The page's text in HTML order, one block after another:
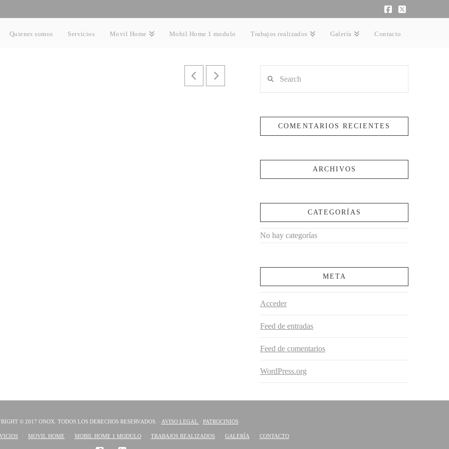
Facebook
X
Quienes somos Servicios Movil Home Mobil Home 1 modulo Trabajos realizados Galería Contacto
COMENTARIOS RECIENTES
ARCHIVOS
CATEGORÍAS
No hay categorías
META
Acceder
Feed de entradas
Feed de comentarios
WordPress.org
© 2017 ONOX. TODOS LOS DERECHOS RESERVADOS. · AVISO LEGAL · PATROCINIOS
MOVIL HOME MOBIL HOME 1 MODULO TRABAJOS REALIZADOS GALERÍA CONTACTO